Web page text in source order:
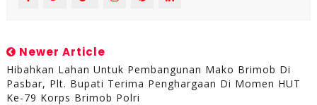
Newer Article
Hibahkan Lahan Untuk Pembangunan Mako Brimob Di
Pasbar, Plt. Bupati Terima Penghargaan Di Momen HUT
Ke-79 Korps Brimob Polri